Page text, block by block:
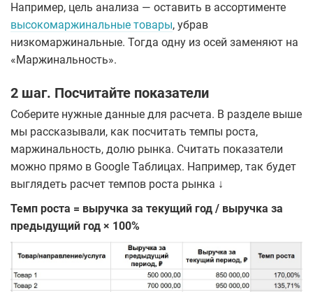
Например, цель анализа — оставить в ассортименте
высокомаржинальные товары, убрав
низкомаржинальные. Тогда одну из осей заменяют на
«Маржинальность».
2 шаг. Посчитайте показатели
Соберите нужные данные для расчета. В разделе выше
мы рассказывали, как посчитать темпы роста,
маржинальность, долю рынка. Считать показатели
можно прямо в Google Таблицах. Например, так будет
выглядеть расчет темпов роста рынка ↓
Темп роста = выручка за текущий год / выручка за
предыдущий год × 100%